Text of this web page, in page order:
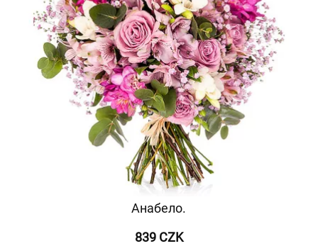
Анабело.
839 CZK